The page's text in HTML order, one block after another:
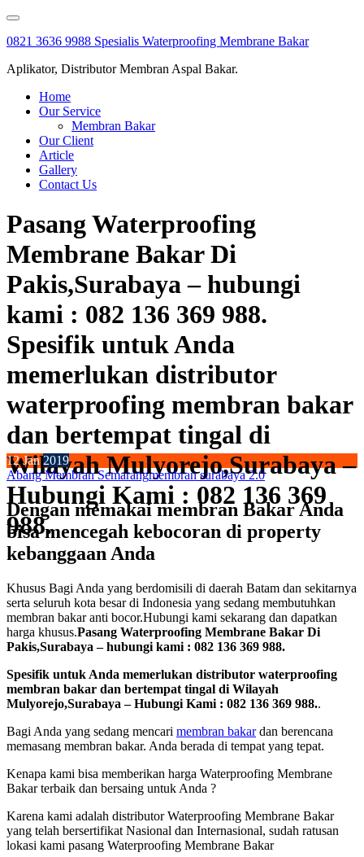
Skip
content
0821 3636 9988 Spesialis Waterproofing Membrane Bakar
Aplikator, Distributor Membran Aspal Bakar.
Home
Our Service
Membran Bakar
Our Client
Article
Gallery
Contact Us
Pasang Waterproofing
Membrane Bakar Di
Pakis,Surabaya – hubungi
kami : 082 136 369 988.
Spesifik untuk Anda
memerlukan distributor
waterproofing membran bakar
dan bertempat tingal di
Wilayah Mulyorejo,Surabaya –
Hubungi Kami : 082 136 369
988.
12Jan2019
Abang Membran Semarangmembran surabaya 2.0
Dengan memakai membran Bakar Anda
bisa mencegah kebocoran di property
kebanggaan Anda
Khusus Bagi Anda yang berdomisili di daerah Batam dan sekitarnya
serta seluruh kota besar di Indonesia yang sedang membutuhkan
membran bakar anti bocor.Hubungi kami sekarang dan dapatkan
harga khusus.Pasang Waterproofing Membrane Bakar Di
Pakis,Surabaya – hubungi kami : 082 136 369 988.
Spesifik untuk Anda memerlukan distributor waterproofing
membran bakar dan bertempat tingal di Wilayah
Mulyorejo,Surabaya – Hubungi Kami : 082 136 369 988..
Bagi Anda yang sedang mencari membran bakardan berencana
memasang membran bakar. Anda berada di tempat yang tepat.
Kenapa kami bisa memberikan harga Waterproofing Membrane
Bakar terbaik dan bersaing untuk Anda ?
Karena kami adalah distributor Waterproofing Membrane Bakar
yang telah bersertifikat Nasional dan Internasional, sudah ratusan
lokasi kami pasang Waterproofing Membrane Bakar